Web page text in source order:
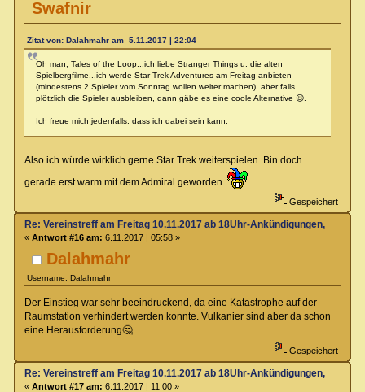
Swafnir
Zitat von: Dalahmahr am 5.11.2017 | 22:04
Oh man, Tales of the Loop...ich liebe Stranger Things u. die alten
Spielbergfilme...ich werde Star Trek Adventures am Freitag anbieten
(mindestens 2 Spieler vom Sonntag wollen weiter machen), aber falls
plötzlich die Spieler ausbleiben, dann gäbe es eine coole Alternative 😉.
Ich freue mich jedenfalls, dass ich dabei sein kann.
Also ich würde wirklich gerne Star Trek weiterspielen. Bin doch
gerade erst warm mit dem Admiral geworden
Gespeichert
Dalahmahr
Username: Dalahmahr
Re: Vereinstreff am Freitag 10.11.2017 ab 18Uhr-Ankündigungen,
« Antwort #16 am: 6.11.2017 | 05:58 »
Der Einstieg war sehr beeindruckend, da eine Katastrophe auf der
Raumstation verhindert werden konnte. Vulkanier sind aber da schon
eine Herausforderung🤔.
Gespeichert
Re: Vereinstreff am Freitag 10.11.2017 ab 18Uhr-Ankündigungen,
« Antwort #17 am: 6.11.2017 | 11:00 »